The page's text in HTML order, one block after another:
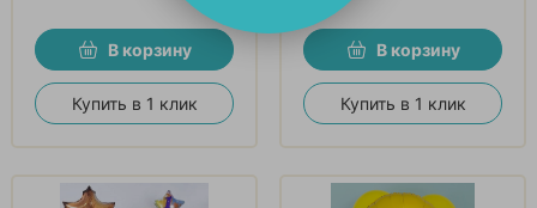
В корзину
Купить в 1 клик
В корзину
Купить в 1 клик